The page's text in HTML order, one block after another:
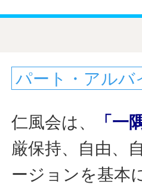
パート・アルバ
仁風会は、 「一
厳保持、自由、
ージョンを基本